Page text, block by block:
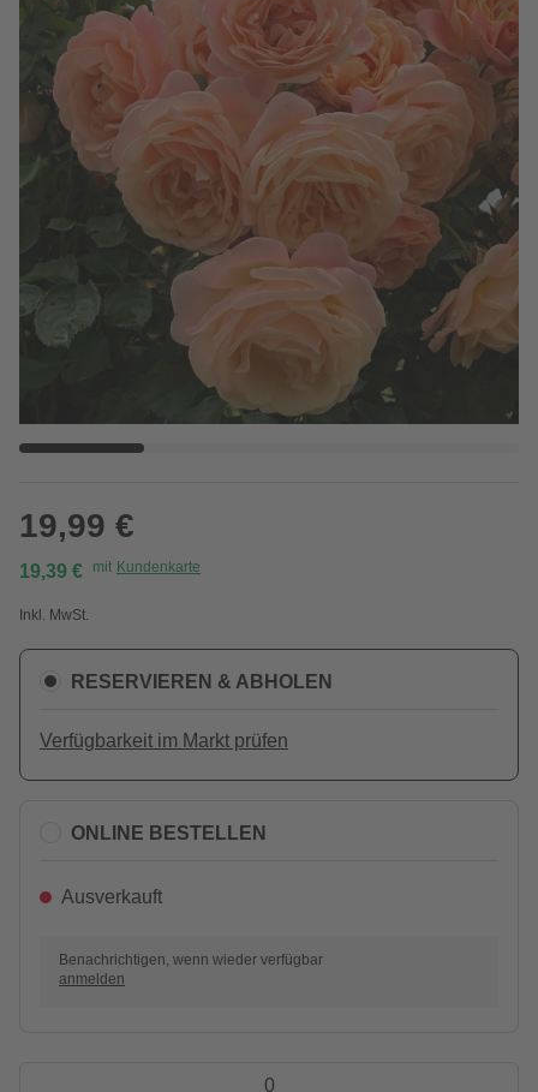
19,99 €
19,39 € mit Kundenkarte
Inkl. MwSt.
RESERVIEREN & ABHOLEN
Verfügbarkeit im Markt prüfen
ONLINE BESTELLEN
Ausverkauft
Benachrichtigen, wenn wieder verfügbar
anmelden